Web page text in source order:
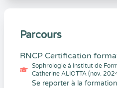
Parcours
RNCP Certification
Sophrologie à Institut de
Catherine ALIOTTA (nov.
Se reporter à la